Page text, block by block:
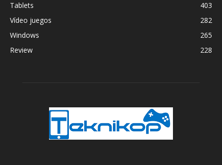
Tablets
403
Vídeo juegos
282
Windows
265
Review
228